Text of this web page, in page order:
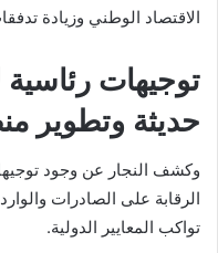
الاقتصاد الوطني وزيادة
توجيهات
حديثة وتطوير
وكشف النجار عن وجود
الرقابة على الصادرات
تواكب المعايير الدولية.